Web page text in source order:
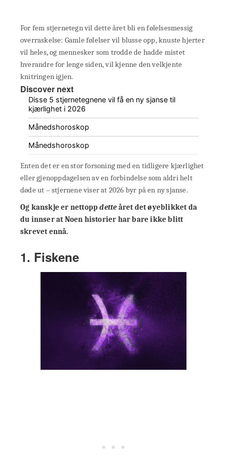
For fem stjernetegn vil dette året bli en følelsesmessig
overraskelse: Gamle følelser vil blusse opp, knuste hjerter
vil heles, og mennesker som trodde de hadde mistet
hverandre for lenge siden, vil kjenne den velkjente
knitringen igjen.
Discover next
Disse 5 stjernetegnene vil få en ny sjanse til
kjærlighet i 2026
Månedshoroskop
Månedshoroskop
Enten det er en stor forsoning med en tidligere kjærlighet
eller gjenoppdagelsen av en forbindelse som aldri helt
døde ut – stjernene viser at 2026 byr på en ny sjanse.
Og kanskje er nettoppdetteåret det øyeblikket da
du innser at Noen historier har bare ikke blitt
skrevet ennå.
1. Fiskene